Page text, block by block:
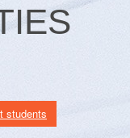
students